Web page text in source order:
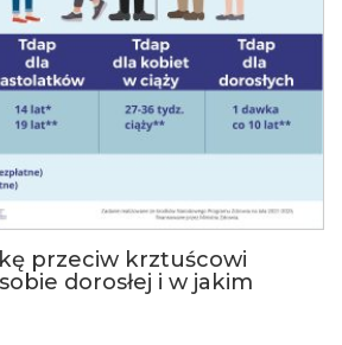
przeciw krztuścowi
dorosłej i w jakim